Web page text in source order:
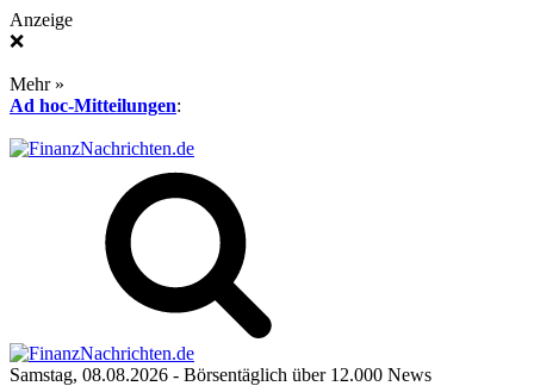
Anzeige
❌
Mehr »
Ad hoc-Mitteilungen:
Samstag, 08.08.2026 - Börsentäglich über 12.000 News